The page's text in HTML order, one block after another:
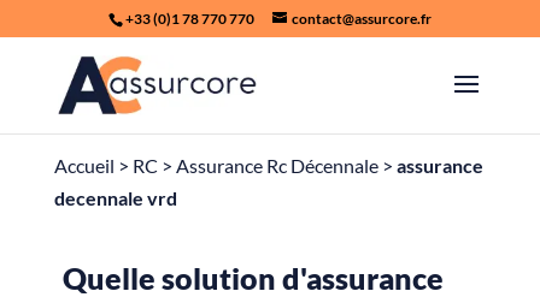
+33 (0)1 78 770 770 contact@assurcore.fr
Accueil > RC > Assurance Rc Décennale> assurance
decennale vrd
Quelle solution d'assurance